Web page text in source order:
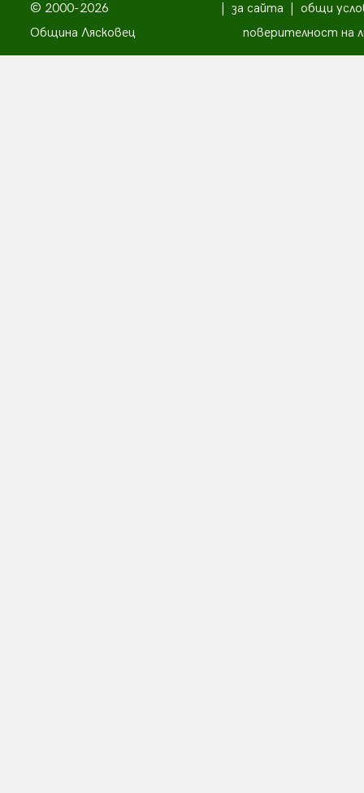
© 2000-2026
Община Лясковец
за сайта
общи
поверителност на